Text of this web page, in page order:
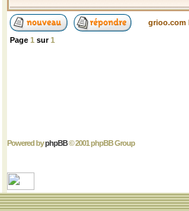
grioo.com
Page 1 sur1
Powered byphpBB© 2001 phpBB Group